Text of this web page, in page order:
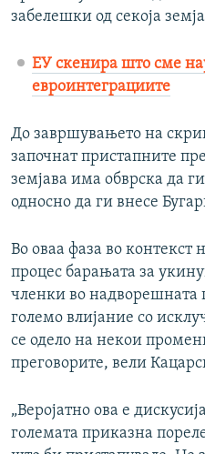
забелешки од секоја
ЕУ скенира што сме
евроинтеграциите
До завршувањето на
започнат пристапните
земјава има обврска да
односно да ги внесе
Во оваа фаза во
процес барањата за
членки во надворешната
големо влијание со
се одело на некои
преговорите, вели
„Веројатно ова е
големата приказна